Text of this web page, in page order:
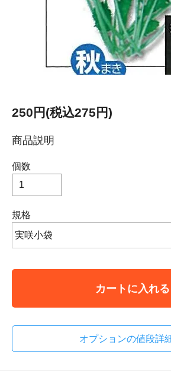
250円(税込275円)
商品説明
個数
規格
カートに入れる
オプションの値段詳